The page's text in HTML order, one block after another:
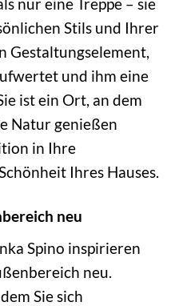
nur eine Treppe – sie
Stils und Ihrer
Gestaltungselement,
und ihm eine
ist ein Ort, an dem
Natur genießen
in Ihre
Ihres Hauses.
neu
Spino inspirieren
neu.
Sie sich